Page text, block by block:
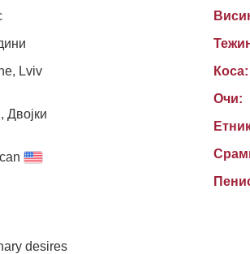
Lviv
Двојки
Коса:
Очи:
desires